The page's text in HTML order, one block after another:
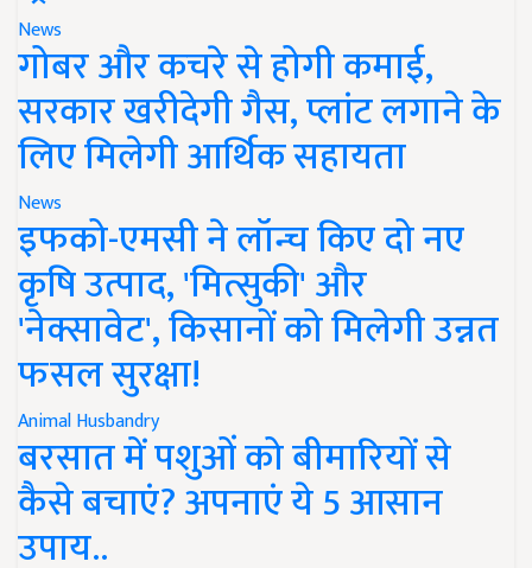
News
गोबर और कचरे से होगी कमाई,
सरकार खरीदेगी गैस, प्लांट लगाने के
लिए मिलेगी आर्थिक सहायता
News
इफको-एमसी ने लॉन्च किए दो नए
कृषि उत्पाद, 'मित्सुकी' और
'नेक्सावेट', किसानों को मिलेगी उन्नत
फसल सुरक्षा!
Animal Husbandry
बरसात में पशुओं को बीमारियों से
कैसे बचाएं? अपनाएं ये 5 आसान
उपाय..